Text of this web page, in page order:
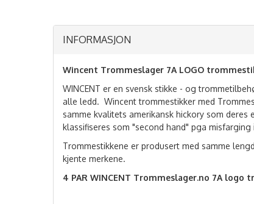
INFORMASJON
Wincent Trommeslager 7A LOGO
WINCENT er en svensk stikke - og
alle ledd. Wincent trommestikker med
samme kvalitets amerikansk hickory som deres
klassifiseres som "second hand" pga
Trommestikkene er produsert med samme
kjente merkene.
4 PAR WINCENT Trommeslager.no 7A logo